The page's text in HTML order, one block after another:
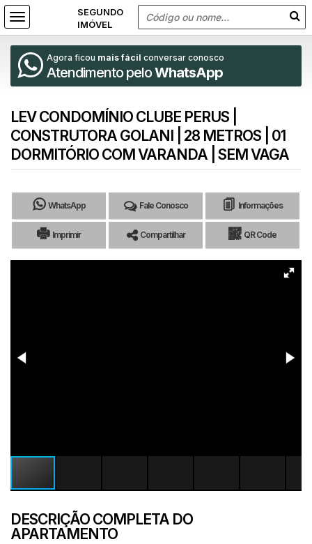
Agora ficou mais fácil conversar conosco
Atendimento peloWhatsApp
LEV CONDOMÍNIO CLUBE PERUS |
CONSTRUTORA GOLANI | 28 METROS | 01
DORMITÓRIO COM VARANDA | SEM VAGA
WhatsApp Fale Conosco Informações
Imprimir Compartilhar QR Code
DESCRIÇÃO COMPLETA DO
APARTAMENTO